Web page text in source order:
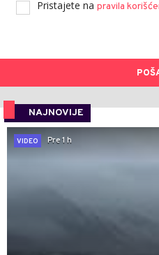
Pristajete na pravila
NAJNOVIJE
VIDEO
Pre 1 h